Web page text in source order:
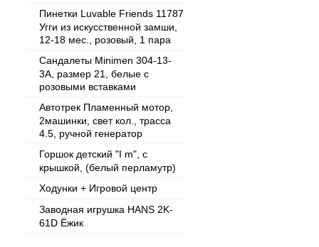
Пинетки Luvable Friends 11787
Угги из искусственной замши,
12-18 мес., розовый, 1 пара
Сандалеты Minimen 304-13-
3А, размер 21, белые с
розовыми вставками
Автотрек Пламенный мотор,
2машинки, свет кол., трасса
4.5, ручной генератор
Горшок детский "I m", с
крышкой, (белый перламутр)
Ходунки + Игровой центр
Заводная игрушка HANS 2K-
61D Ёжик